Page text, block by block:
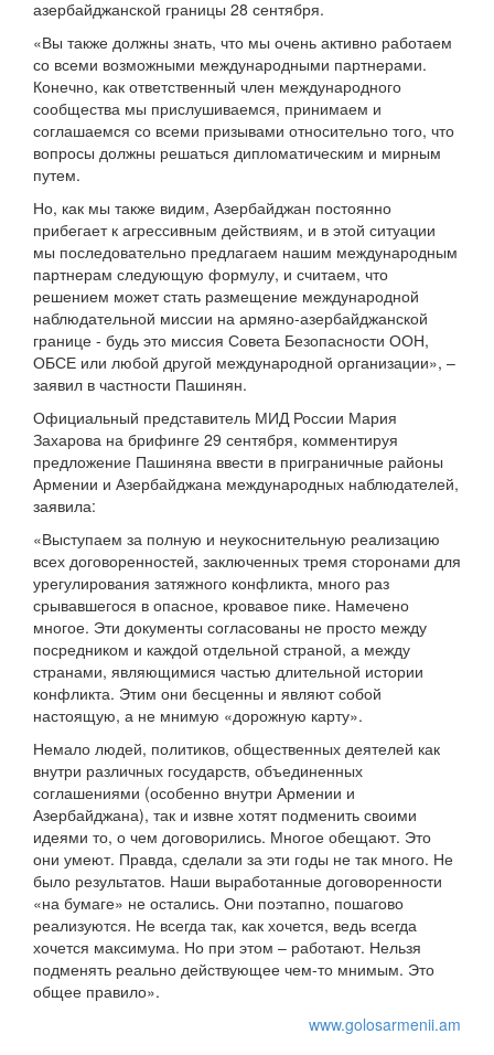
азербайджанской границы 28 сентября.
«Вы также должны знать, что мы очень активно работаем
со всеми возможными международными партнерами.
Конечно, как ответственный член международного
сообщества мы прислушиваемся, принимаем и
соглашаемся со всеми призывами относительно того, что
вопросы должны решаться дипломатическим и мирным
путем.
Но, как мы также видим, Азербайджан постоянно
прибегает к агрессивным действиям, и в этой ситуации
мы последовательно предлагаем нашим международным
партнерам следующую формулу, и считаем, что
решением может стать размещение международной
наблюдательной миссии на армяно-азербайджанской
границе - будь это миссия Совета Безопасности ООН,
ОБСЕ или любой другой международной организации», –
заявил в частности Пашинян.
Официальный представитель МИД России Мария
Захарова на брифинге 29 сентября, комментируя
предложение Пашиняна ввести в приграничные районы
Армении и Азербайджана международных наблюдателей,
заявила:
«Выступаем за полную и неукоснительную реализацию
всех договоренностей, заключенных тремя сторонами для
урегулирования затяжного конфликта, много раз
срывавшегося в опасное, кровавое пике. Намечено
многое. Эти документы согласованы не просто между
посредником и каждой отдельной страной, а между
странами, являющимися частью длительной истории
конфликта. Этим они бесценны и являют собой
настоящую, а не мнимую «дорожную карту».
Немало людей, политиков, общественных деятелей как
внутри различных государств, объединенных
соглашениями (особенно внутри Армении и
Азербайджана), так и извне хотят подменить своими
идеями то, о чем договорились. Многое обещают. Это
они умеют. Правда, сделали за эти годы не так много. Не
было результатов. Наши выработанные договоренности
«на бумаге» не остались. Они поэтапно, пошагово
реализуются. Не всегда так, как хочется, ведь всегда
хочется максимума. Но при этом – работают. Нельзя
подменять реально действующее чем-то мнимым. Это
общее правило».
www.golosarmenii.am